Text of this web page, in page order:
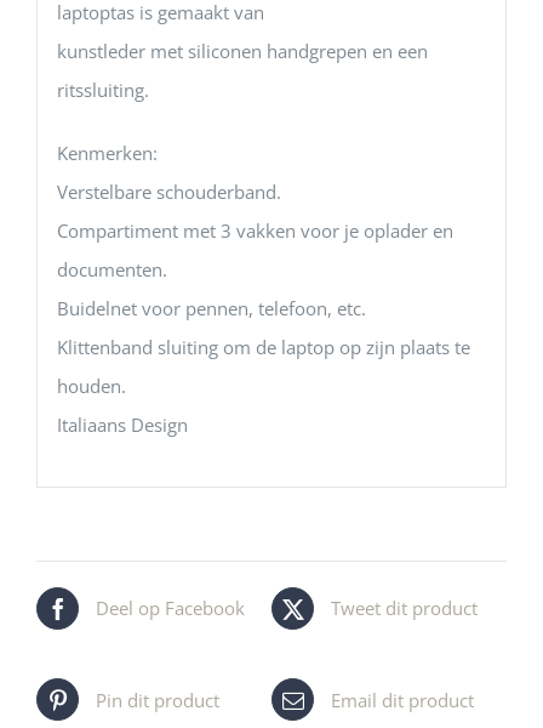
laptoptas is gemaakt van
kunstleder met siliconen handgrepen en een
ritssluiting.
Kenmerken:
Verstelbare schouderband.
Compartiment met 3 vakken voor je oplader en
documenten.
Buidelnet voor pennen, telefoon, etc.
Klittenband sluiting om de laptop op zijn plaats te
houden.
Italiaans Design
Deel op Facebook Tweet dit product
Pin dit product Email dit product